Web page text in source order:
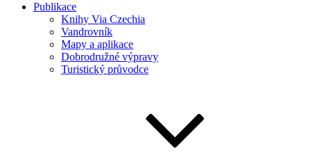
Publikace
Knihy Via Czechia
Vandrovník
Mapy a aplikace
Dobrodružné výpravy
Turistický průvodce